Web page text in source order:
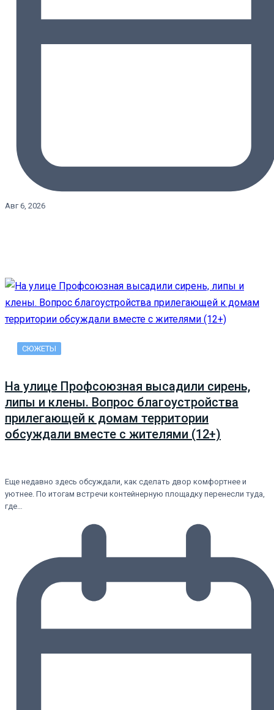
Авг 6, 2026
СЮЖЕТЫ
На улице Профсоюзная высадили сирень,
липы и клены. Вопрос благоустройства
прилегающей к домам территории
обсуждали вместе с жителями (12+)
Еще недавно здесь обсуждали, как сделать двор комфортнее и
уютнее. По итогам встречи контейнерную площадку перенесли туда,
где…